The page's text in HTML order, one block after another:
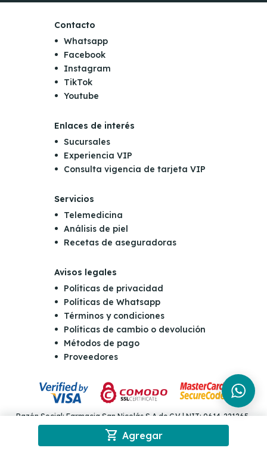
shopping_cart Agregar
Contacto
Whatsapp
Facebook
Instagram
TikTok
Youtube
Enlaces de interés
Sucursales
Experiencia VIP
Consulta vigencia de tarjeta VIP
Servicios
Telemedicina
Análisis de piel
Recetas de aseguradoras
Avisos legales
Políticas de privacidad
Políticas de Whatsapp
Términos y condiciones
Políticas de cambio o devolución
Métodos de pago
Proveedores
Razón Social: Farmacia San Nicolás S.A de C.V | NIT: 0614-221265-
001-4 | Dirección: Final Boulevard Orden de Malta y Carretera al
puerto de la Libertad Km 10 y 1/2, Antiguo Cuscatlán | Teléfono: (503)
2555-5555 | Email: consultas@sannicolas.com.sv